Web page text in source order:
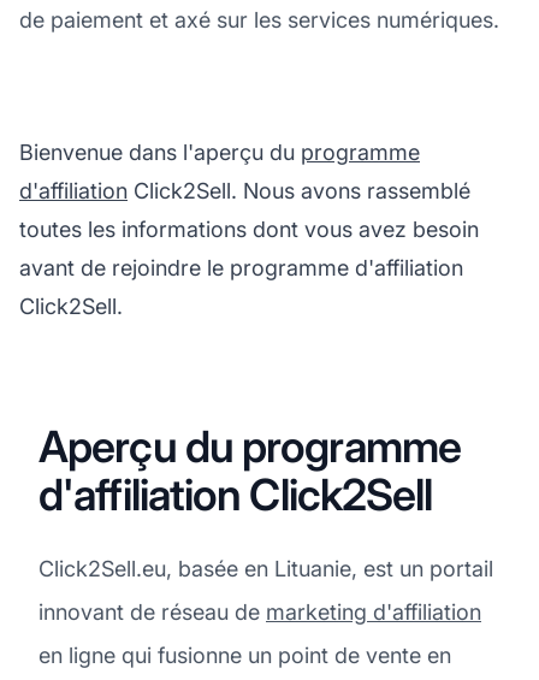
de paiement et axé sur les services numériques.
Bienvenue dans l'aperçu du programme
d'affiliation Click2Sell. Nous avons rassemblé
toutes les informations dont vous avez besoin
avant de rejoindre le programme d'affiliation
Click2Sell.
Aperçu du programme
d'affiliation Click2Sell
Click2Sell.eu, basée en Lituanie, est un portail
innovant de réseau de marketing d'affiliation
en ligne qui fusionne un point de vente en